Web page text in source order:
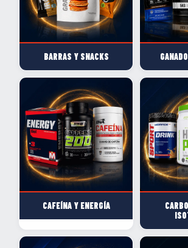
BARRAS Y SNACKS
CAFEÍNA Y ENERGÍA